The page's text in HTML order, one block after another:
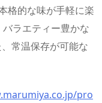
格的な味が手軽に楽
ラエティー豊かな
常温保存が可能な
pro